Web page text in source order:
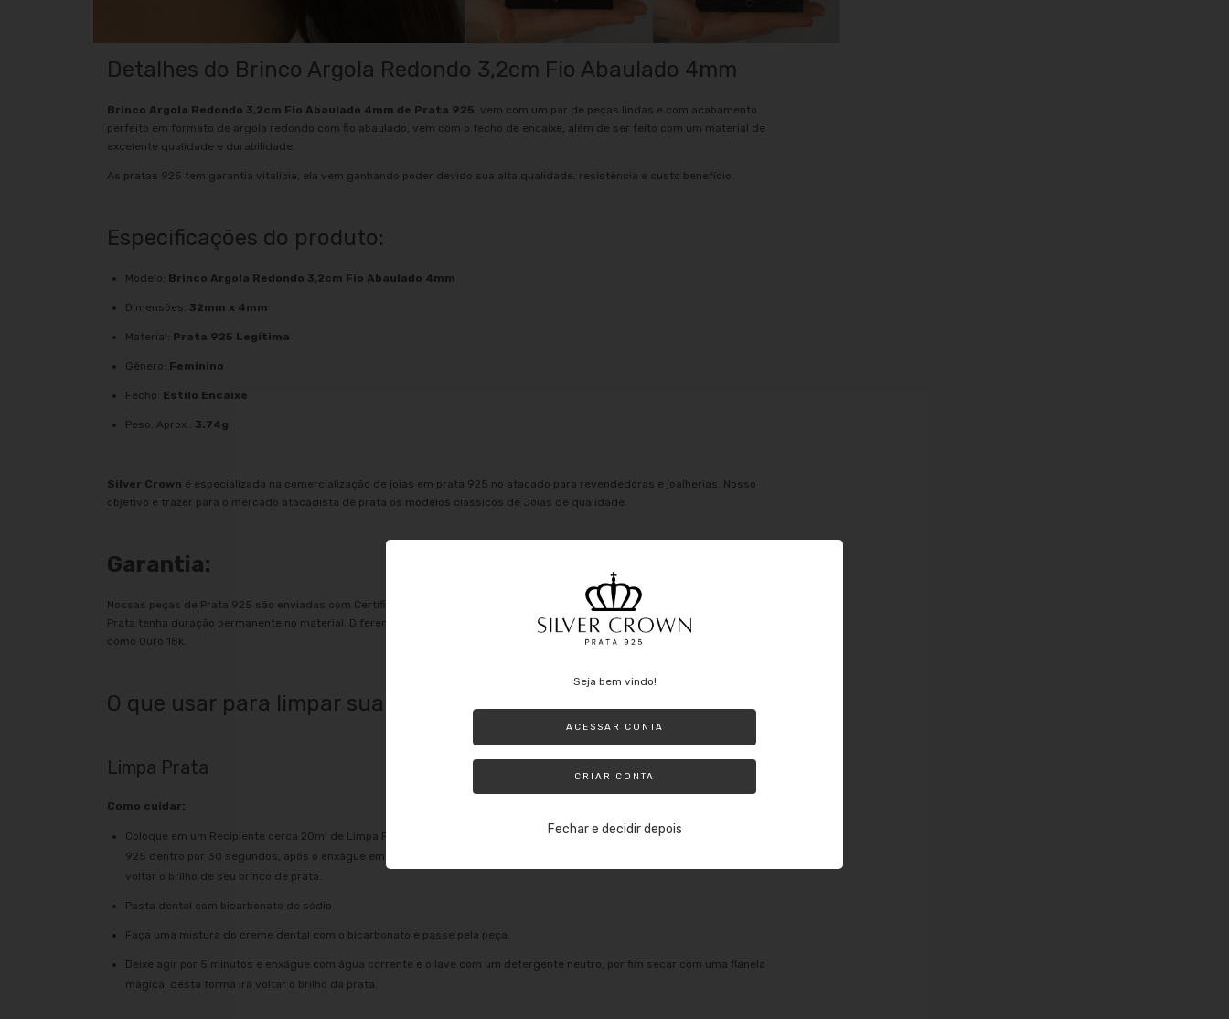
Detalhes do Brinco Argola Redondo 3,2cm Fio Abaulado 4mm
Brinco Argola Redondo 3,2cm Fio Abaulado 4mm de Prata 925 , vem com um par de peças lindas e com acabamento
perfeito em formato de argola redondo com fio abaulado, vem com o fecho de encaixe, além de ser feito com um material de
excelente qualidade e durabilidade.
As pratas 925 tem garantia vitalícia, ela vem ganhando poder devido sua alta qualidade, resistência e custo benefício.
Especificações do produto:
Modelo: Brinco Argola Redondo 3,2cm Fio Abaulado 4mm
Dimensões: 32mm x 4mm
Material: Prata 925 Legítima
Gênero: Feminino
Fecho: Estilo Encaixe
Peso: Aprox.: 3.74g
Silver Crown é especializada na comercialização de joias em prata 925 no atacado para revendedoras e joalherias. Nosso
objetivo é trazer para o mercado atacadista de prata os modelos clássicos de Jóias de qualidade.
Garantia:
Nossas peças de Prata 925 são enviadas com Certificado de Garantia de Autenticidade da Prata 925, garantimos que nossa
Prata tenha duração permanente no material. Diferentemente de Bijuterias, Joias em Prata 925 tem Duração Eterna assim
como Ouro 18k.
O que usar para limpar sua prata:
Limpa Prata
Como cuidar:
Coloque em um Recipiente cerca 20ml de Limpa Prata e agite com os Brincos Quadrado 2cm Fio Quadrado 1,3mm de Prata
925 dentro por 30 segundos, após o enxágue em água corrente, não se esqueça de secar com uma flanela mágica para
voltar o brilho de seu brinco de prata.
Pasta dental com bicarbonato de sódio
Faça uma mistura do creme dental com o bicarbonato e passe pela peça.
Deixe agir por 5 minutos e enxágue com água corrente e o lave com um detergente neutro, por fim secar com uma flanela
mágica, desta forma irá voltar o brilho da prata.
Seja bem vindo!
ACESSAR CONTA
CRIAR CONTA
Fechar e decidir depois